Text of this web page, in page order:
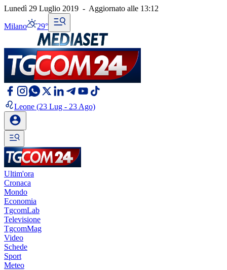
Lunedì 29 Luglio 2019 - Aggiornato alle 13:12
Milano 29°
Leone (23 Lug - 23 Ago)
Ultim'ora
Cronaca
Mondo
Economia
TgcomLab
Televisione
TgcomMag
Video
Schede
Sport
Meteo